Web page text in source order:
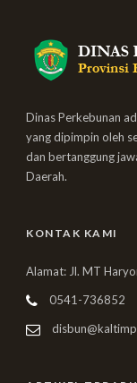
Dinas Perkebunan
yang dipimpin oleh
dan bertanggung
Daerah.
KONTAK KAMI
Alamat: Jl. MT
0541-736852